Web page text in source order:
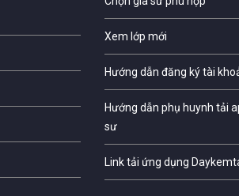
Xem lớp mới
Hướng dẫn đăng ký tài
Hướng dẫn phụ huynh tải
sư
Link tải ứng dụng